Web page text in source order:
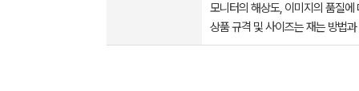
모니터의 해상도, 이미지의 품질
상품 규격 및 사이즈는 재는 방법